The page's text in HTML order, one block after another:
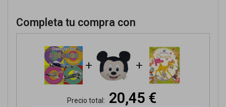
Completa tu compra con
+ +
Precio total: 20,45 €